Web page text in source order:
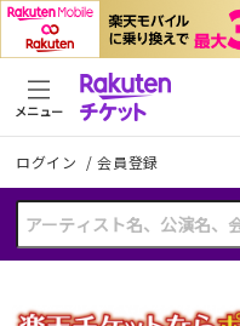
ログイン /会員登録
メニュー